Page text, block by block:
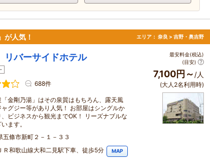
が人気！ エリア： 奈良 > 吉野・奥吉野
バーサイドホテル
688件
金剛乃湯」はその泉質はもちろん、露天風
グジー等があり人気！ お部屋はシングルか
ビジネスから観光までOK！ リーズナブルな
ます。
五條市新町２－１－３３
Ｒ和歌山線大和二見駅下車、徒歩5分 MAP
最安料金(税込)
(目安)
7,100円～ /人
(大人2名利用時)